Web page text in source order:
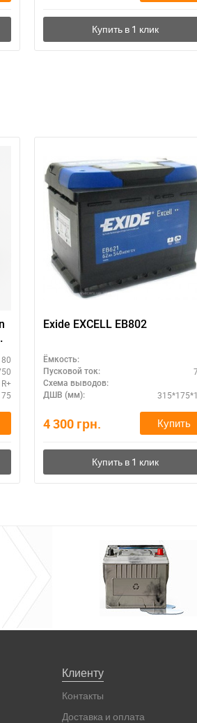
80
R+
Exide EXCELL EB802
Ёмкость:
Пусковой ток:
Схема выводов:
ДШВ (мм):
4 300 грн. Купить
Клиенту
Контакты
Доставка и оплата